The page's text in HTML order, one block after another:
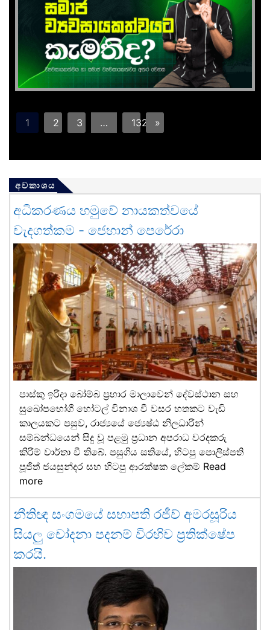
1 2 3 … 132 »
අවකාශය
අධිකරණය හමුවේ නායකත්වයේ
වැදගත්කම - ජෙහාන් පෙරේරා
පාස්කු ඉරිදා බෝම්බ ප්‍රහාර මාලාවෙන් දේවස්ථාන සහ
සුඛෝපභෝගී හෝටල් විනාශ වී වසර හතකට වැඩි
කාලයකට පසුව, රාජ්‍යයේ ජ්‍යෙෂ්ඨ නිලධාරීන්
සම්බන්ධයෙන් සිදු වූ පළමු ප්‍රධාන අපරාධ වරදකරු
කිරීම් වාර්තා වී තිබේ. පසුගිය සතියේ, හිටපු පොලිස්පති
පූජිත් ජයසුන්දර සහ හිටපු ආරක්ෂක ලේකම් Read
more
නීතිඥ සංගමයේ සභාපති රජීව් අමරසූරිය
සියලු චෝදනා පදනම් විරහිව ප්‍රතික්ෂේප
කරයි.